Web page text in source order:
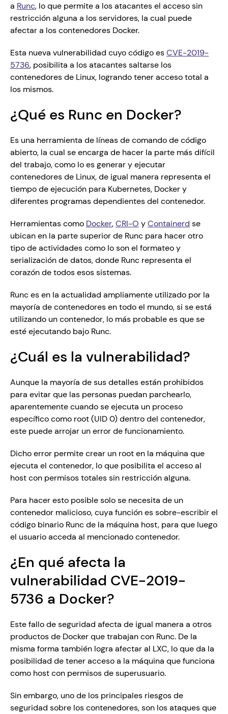
a Runc, lo que permite a los atacantes el acceso sin
restricción alguna a los servidores, la cual puede
afectar a los contenedores Docker.
Esta nueva vulnerabilidad cuyo código es CVE-2019-
5736, posibilita a los atacantes saltarse los
contenedores de Linux, logrando tener acceso total a
los mismos.
¿Qué es Runc en Docker?
Es una herramienta de líneas de comando de código
abierto, la cual se encarga de hacer la parte más difícil
del trabajo, como lo es generar y ejecutar
contenedores de Linux, de igual manera representa el
tiempo de ejecución para Kubernetes, Docker y
diferentes programas dependientes del contenedor.
Herramientas como Docker, CRI-O y Containerd se
ubican en la parte superior de Runc para hacer otro
tipo de actividades como lo son el formateo y
serialización de datos, donde Runc representa el
corazón de todos esos sistemas.
Runc es en la actualidad ampliamente utilizado por la
mayoría de contenedores en todo el mundo, si se está
utilizando un contenedor, lo más probable es que se
esté ejecutando bajo Runc.
¿Cuál es la vulnerabilidad?
Aunque la mayoría de sus detalles están prohibidos
para evitar que las personas puedan parchearlo,
aparentemente cuando se ejecuta un proceso
específico como root (UID 0) dentro del contenedor,
este puede arrojar un error de funcionamiento.
Dicho error permite crear un root en la máquina que
ejecuta el contenedor, lo que posibilita el acceso al
host con permisos totales sin restricción alguna.
Para hacer esto posible solo se necesita de un
contenedor malicioso, cuya función es sobre-escribir el
código binario Runc de la máquina host, para que luego
el usuario acceda al mencionado contenedor.
¿En qué afecta la
vulnerabilidad CVE-2019-
5736 a Docker?
Este fallo de seguridad afecta de igual manera a otros
productos de Docker que trabajan con Runc. De la
misma forma también logra afectar al LXC, lo que da la
posibilidad de tener acceso a la máquina que funciona
como host con permisos de superusuario.
Sin embargo, uno de los principales riesgos de
seguridad sobre los contenedores, son los ataques que